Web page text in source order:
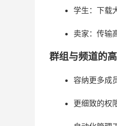
学生：下载
卖家：传输
群组与频道的
容纳更多成
更细致的权